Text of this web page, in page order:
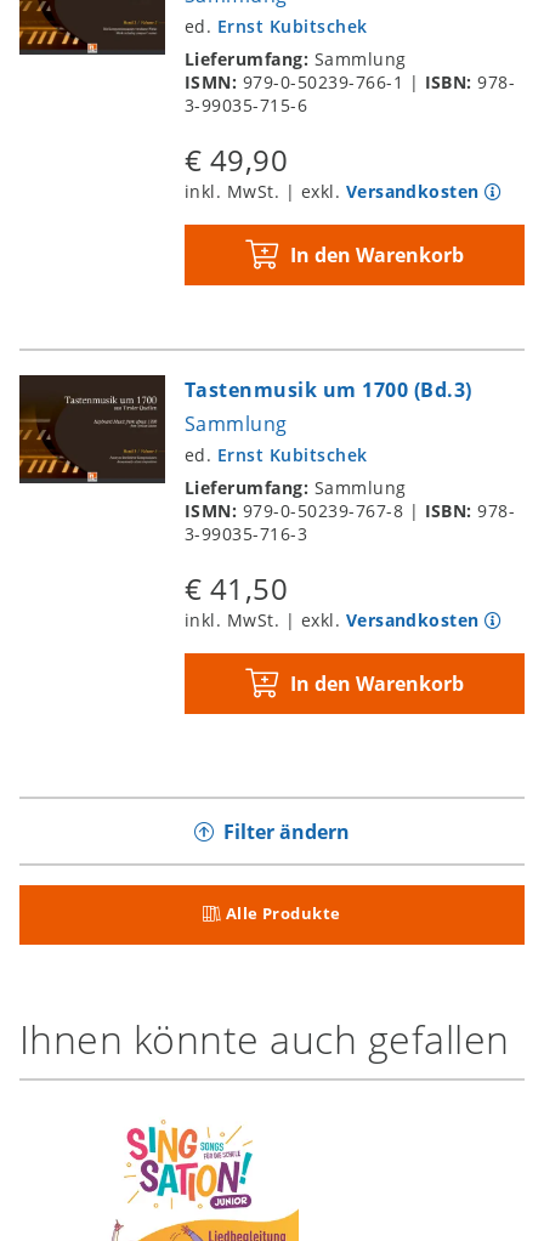
ed. Ernst Kubitschek
Lieferumfang: Sammlung
ISMN: 979-0-50239-766-1 | ISBN:978-
3-99035-715-6
€ 49,90
inkl. MwSt. | exkl. Versandkosten
In den Warenkorb
Tastenmusik um 1700 (Bd.3)
Sammlung
ed. Ernst Kubitschek
Lieferumfang: Sammlung
ISMN: 979-0-50239-767-8 | ISBN:978-
3-99035-716-3
€ 41,50
inkl. MwSt. | exkl. Versandkosten
In den Warenkorb
Filter ändern
Alle Produkte
Ihnen könnte auch gefallen